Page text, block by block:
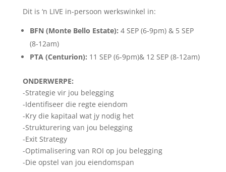
Dit is ‘n LIVE in-persoon werkswinkel in:
BFN (Monte Bello Estate): 4 SEP (6-9pm) & 5 SEP
(8-12am)
PTA (Centurion): 11 SEP (6-9pm)& 12 SEP (8-12am)
ONDERWERPE:
-Strategie vir jou belegging
-Identifiseer die regte eiendom
-Kry die kapitaal wat jy nodig het
-Strukturering van jou belegging
-Exit Strategy
-Optimalisering van ROI op jou belegging
-Die opstel van jou eiendomspan